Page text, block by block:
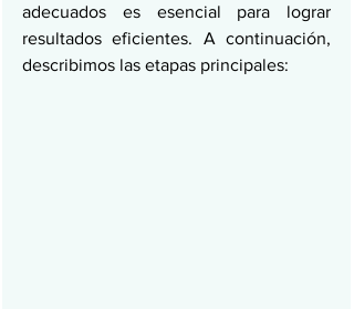
adecuados es esencial para lograr
resultados eficientes. A continuación,
describimos las etapas principales: